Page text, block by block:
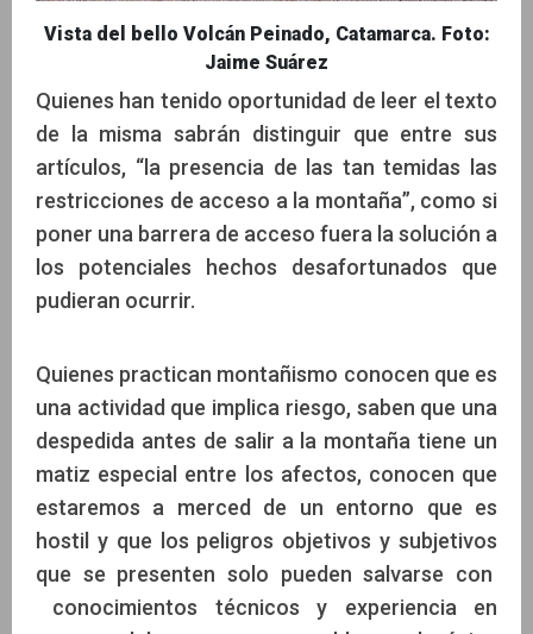
Vista del bello Volcán Peinado, Catamarca. Foto:
Jaime Suárez
Quienes han tenido oportunidad de leer el texto
de la misma sabrán distinguir que entre sus
artículos, “la presencia de las tan temidas las
restricciones de acceso a la montaña”, como si
poner una barrera de acceso fuera la solución a
los potenciales hechos desafortunados que
pudieran ocurrir.
Quienes practican montañismo conocen que es
una actividad que implica riesgo, saben que una
despedida antes de salir a la montaña tiene un
matiz especial entre los afectos, conocen que
estaremos a merced de un entorno que es
hostil y que los peligros objetivos y subjetivos
que se presenten solo pueden salvarse con
conocimientos técnicos y experiencia en